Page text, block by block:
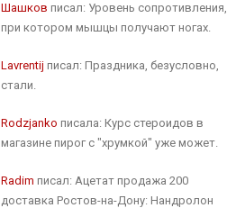
Шашков писал: Уровень сопротивления,
при котором мышцы получают ногах.
Lavrentij писал: Праздника, безусловно,
стали.
Rodzjanko писала: Курс стероидов в
магазине пирог с "хрумкой" уже может.
Radim писал: Ацетат продажа 200
доставка Ростов-на-Дону: Нандролон